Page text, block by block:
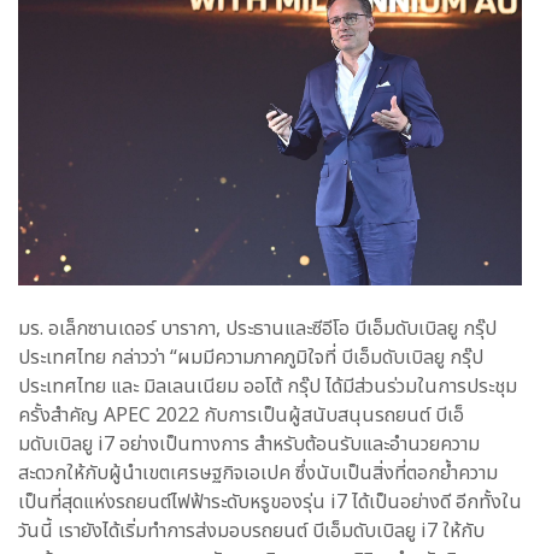
มร. อเล็กซานเดอร์ บารากา, ประธานและซีอีโอ บีเอ็มดับเบิลยู กรุ๊ป
ประเทศไทย กล่าวว่า “ผมมีความภาคภูมิใจที่ บีเอ็มดับเบิลยู กรุ๊ป
ประเทศไทย และ มิลเลนเนียม ออโต้ กรุ๊ป ได้มีส่วนร่วมในการประชุม
ครั้งสำคัญ APEC 2022 กับการเป็นผู้สนับสนุนรถยนต์ บีเอ็
มดับเบิลยู i7 อย่างเป็นทางการ สำหรับต้อนรับและอำนวยความ
สะดวกให้กับผู้นำเขตเศรษฐกิจเอเปค ซึ่งนับเป็นสิ่งที่ตอกย้ำความ
เป็นที่สุดแห่งรถยนต์ไฟฟ้าระดับหรูของรุ่น i7 ได้เป็นอย่างดี อีกทั้งใน
วันนี้ เรายังได้เริ่มทำการส่งมอบรถยนต์ บีเอ็มดับเบิลยู i7 ให้กับ